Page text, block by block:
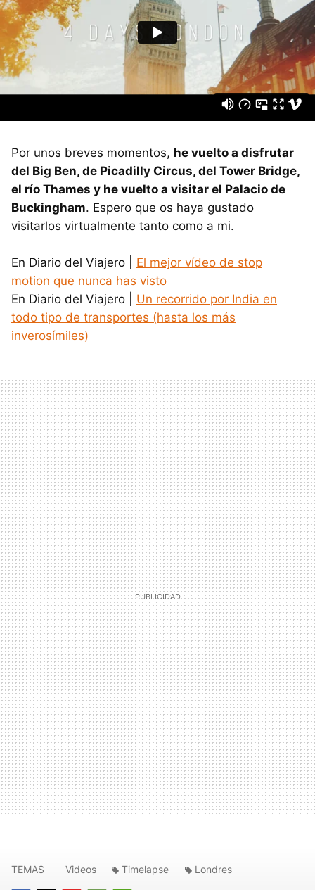
Por unos breves momentos, he vuelto a disfrutar
del Big Ben, de Picadilly Circus, del Tower Bridge,
el río Thames y he vuelto a visitar el Palacio de
Buckingham. Espero que os haya gustado
visitarlos virtualmente tanto como a mi.
En Diario del Viajero | El mejor vídeo de stop
motion que nunca has visto
En Diario del Viajero | Un recorrido por India en
todo tipo de transportes (hasta los más
inverosímiles)
TEMAS Videos Timelapse Londres